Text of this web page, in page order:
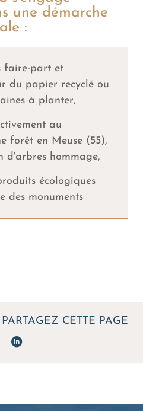
une démarche
:
faire-part et
du papier recyclé ou
à planter,
au
forêt en Meuse (55),
hommage,
écologiques
des monuments
PARTAGEZ CETTE PAGE